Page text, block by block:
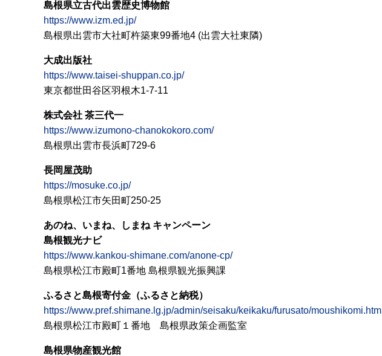
島根県立古代出雲歴史博物館
https://www.izm.ed.jp/
島根県出雲市大社町杵築東99番地4 (出雲大社東隣)
大成出版社
https://www.taisei-shuppan.co.jp/
東京都世田谷区羽根木1-7-11
株式会社 茶三代一
https://www.izumono-chanokokoro.com/
島根県出雲市長浜町729-6
長岡屋茂助
https://mosuke.co.jp/
島根県松江市矢田町250-25
あのね、いまね、しまね キャンペーン
島根観光ナビ
https://www.kankou-shimane.com/anone-cp/
島根県松江市殿町1番地 島根県観光振興課
ふるさと島根寄付金（ふるさと納税）
https://www.pref.shimane.lg.jp/admin/seisaku/keikaku/furusato/moushikomi.html
島根県松江市殿町１番地 島根県政策企画監室
島根県物産観光館